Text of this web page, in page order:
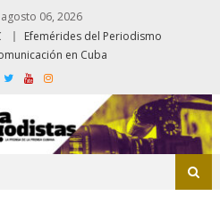
06, 2026
Efemérides del Periodismo
en Cuba